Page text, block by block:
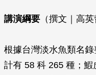
講演綱要 （撰文｜高英
根據台灣淡水魚類名
計有 58 科 265 種；